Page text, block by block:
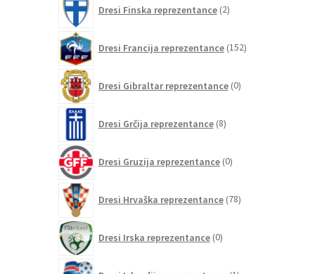
Dresi Finska reprezentance 2izdelka
Dresi Francija reprezentance 152izdelkov
Dresi Gibraltar reprezentance 0izdelkov
Dresi Grčija reprezentance 8izdelkov
Dresi Gruzija reprezentance 0izdelkov
Dresi Hrvaška reprezentance 78izdelkov
Dresi Irska reprezentance 0izdelkov